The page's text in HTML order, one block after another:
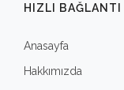
HIZLI BAĞLANTI
Anasayfa
Hakkımızda